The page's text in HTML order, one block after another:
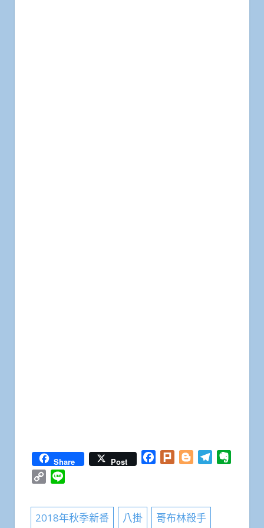
Share Post Facebook
Plurk BloggerTelegram
Copy
2018年秋季新番 八掛 哥布林殺手